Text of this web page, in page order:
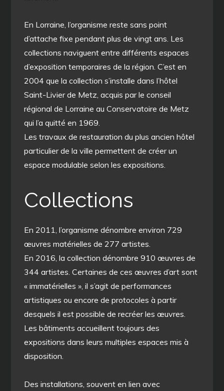
En Lorraine, l’organisme reste sans point
d’attache fixe pendant plus de vingt ans. Les
collections naviguent entre différents espaces
d’exposition temporaires de la région. C’est en
2004 que la collection s’installe dans l’hôtel
Saint-Livier de Metz, acquis par le conseil
régional de Lorraine au Conservatoire de Metz
qui l’a quitté en 1969.
Les travaux de restauration du plus ancien hôtel
particulier de la ville permettent de créer un
espace modulable selon les expositions.
Collections
En 2011, l’organisme dénombre environ 729
œuvres matérielles de 277 artistes.
En 2016, la collection dénombre 910 œuvres de
344 artistes. Certaines de ces œuvres d’art sont
« immatérielles », il s’agit de performances
artistiques ou encore de protocoles à partir
desquels il est possible de recréer les œuvres.
Les bâtiments accueillent toujours des
expositions dans leurs multiples espaces mis à
disposition.
Des installations, souvent en lien avec